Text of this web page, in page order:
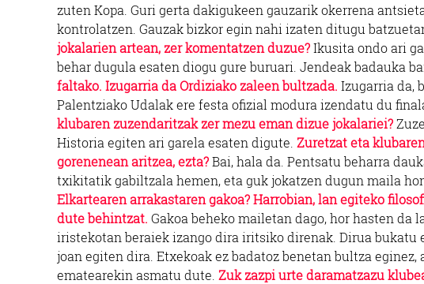
zuten Kopa. Guri gerta dakigukeen gauzarik okerrena
kontrolatzen. Gauzak bizkor egin nahi izaten ditugu
jokalarien artean, zer komentatzen duzue?Ikusita ondo ari
behar dugula esaten diogu gure buruari. Jendeak badauka
faltako. Izugarria da Ordiziako zaleen bultzada. Izugarria da,
Palentziako Udalak ere festa ofizial modura izendatu du
klubaren zuzendaritzak zer mezu eman dizue jokalariei?
Historia egiten ari garela esaten digute. Zuretzat eta
gorenenean aritzea, ezta?Bai, hala da. Pentsatu beharra
txikitatik gabiltzala hemen, eta guk jokatzen dugun maila
Elkartearen arrakastaren gakoa? Harrobian, lan egiteko
dute behintzat. Gakoa beheko mailetan dago, hor hasten da
iristekotan beraiek izango dira iritsiko direnak. Dirua bukatu
joan egiten dira. Etxekoak ez badatoz benetan bultza
ematearekin asmatu dute. Zuk zazpi urte daramatzazu